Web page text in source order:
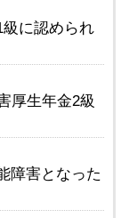
に認められ
厚生年金2級
障害となった